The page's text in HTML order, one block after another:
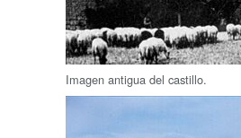
Imagen antigua del castillo.